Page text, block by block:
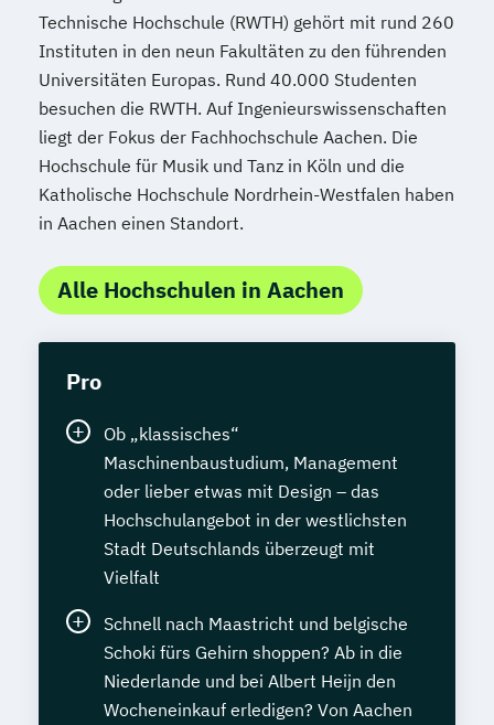
Technische Hochschule (RWTH) gehört mit rund 260
Instituten in den neun Fakultäten zu den führenden
Universitäten Europas. Rund 40.000 Studenten
besuchen die RWTH. Auf Ingenieurswissenschaften
liegt der Fokus der Fachhochschule Aachen. Die
Hochschule für Musik und Tanz in Köln und die
Katholische Hochschule Nordrhein-Westfalen haben
in Aachen einen Standort.
Alle Hochschulen in Aachen
Pro
Ob „klassisches“
Maschinenbaustudium, Management
oder lieber etwas mit Design – das
Hochschulangebot in der westlichsten
Stadt Deutschlands überzeugt mit
Vielfalt
Schnell nach Maastricht und belgische
Schoki fürs Gehirn shoppen? Ab in die
Niederlande und bei Albert Heijn den
Wocheneinkauf erledigen? Von Aachen